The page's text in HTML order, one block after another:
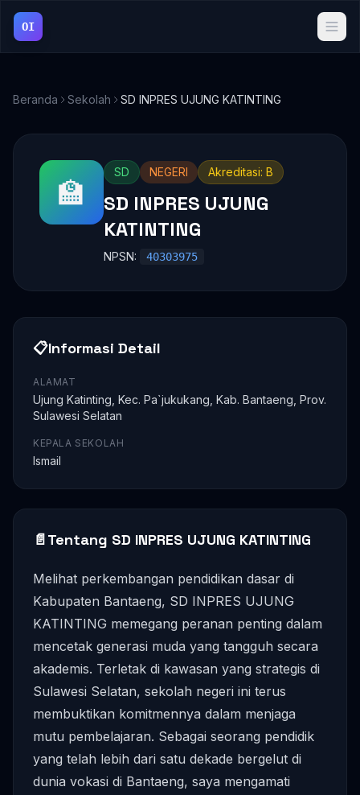
OI
Beranda Sekolah SD INPRES UJUNG KATINTING
🏫
SD NEGERI Akreditasi: B
SD INPRES UJUNG
KATINTING
NPSN: 40303975
📋Informasi Detail
ALAMAT
Ujung Katinting, Kec. Pa`jukukang, Kab. Bantaeng, Prov.
Sulawesi Selatan
KEPALA SEKOLAH
Ismail
📄Tentang SD INPRES UJUNG KATINTING
Melihat perkembangan pendidikan dasar di
Kabupaten Bantaeng, SD INPRES UJUNG
KATINTING memegang peranan penting dalam
mencetak generasi muda yang tangguh secara
akademis. Terletak di kawasan yang strategis di
Sulawesi Selatan, sekolah negeri ini terus
membuktikan komitmennya dalam menjaga
mutu pembelajaran. Sebagai seorang pendidik
yang telah lebih dari satu dekade bergelut di
dunia vokasi di Bantaeng, saya mengamati